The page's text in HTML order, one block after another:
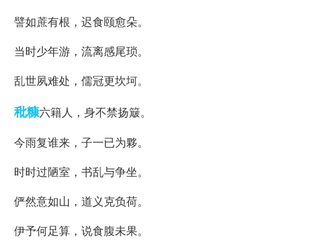
譬如蔗有根，迟食颐愈朵。
当时少年游，流离感尾琐。
乱世夙难处，儒冠更坎坷。
秕糠六籍人，身不禁扬簸。
今雨复谁来，子一已为夥。
时时过陋室，书乱与争坐。
俨然意如山，道义克负荷。
伊予何足算，说食腹未果。